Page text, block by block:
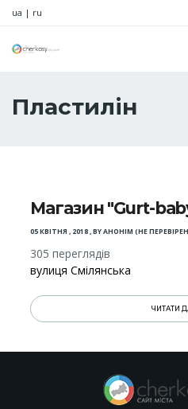
ua | ru
Пластилін
Магазин "Gurt-
05 КВІТНЯ , 2018,BYАНОНІМ (НЕ
305 переглядів
вулиця Смілянська
ЧИТАТИ